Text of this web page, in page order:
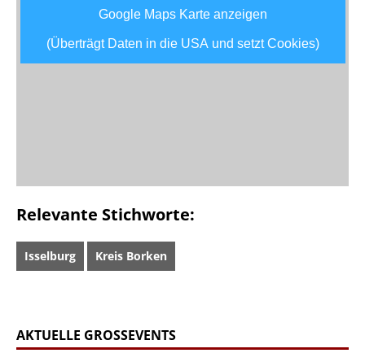
Google Maps Karte anzeigen
(Überträgt Daten in die USA und setzt Cookies)
Relevante Stichworte:
Isselburg Kreis Borken
AKTUELLE GROSSEVENTS